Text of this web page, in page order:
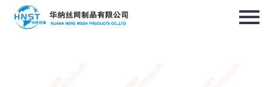
选择国家／地区